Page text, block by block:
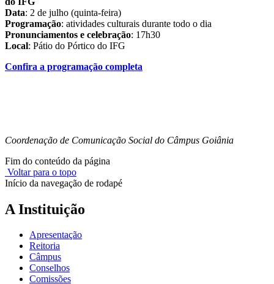
Data: 2 de julho (quinta-feira)
Programação: atividades culturais durante todo o dia
Pronunciamentos e celebração: 17h30
Local: Pátio do Pórtico do IFG
Confira a programação completa
Coordenação de Comunicação Social do Câmpus Goiânia
Fim do conteúdo da página
Voltar para o topo
Início da navegação de rodapé
A Instituição
Apresentação
Reitoria
Câmpus
Conselhos
Comissões